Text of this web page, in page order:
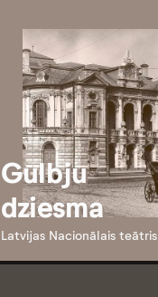
Gulbju
dziesma
Latvijas Nacionālais teātris